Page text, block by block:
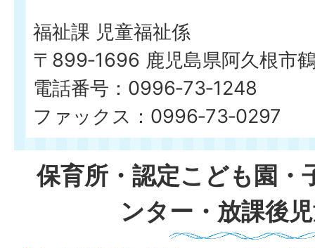
福祉課 児童福祉係
〒899‐1696 鹿児島県阿久根市
電話番号：0996‐73‐1248
ファックス：0996‐73‐0297
保育所・認定こども園・
ンター・放課後